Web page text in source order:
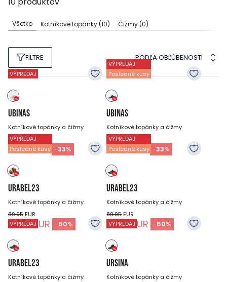
Všetko Kotníkové topánky(10) Čižmy(0)
FILTRE PODĽA OBĽÚBENOSTI
VÝPREDAJ
UBINAS
Kotníkové topánky a čižmy
89.95EUR
59.95EUR -33%
VÝPREDAJ
Posledné kusy
UBINAS
Kotníkové topánky a čižmy
89.95EUR
59.95EUR -33%
VÝPREDAJ
Posledné kusy
URABEL23
Kotníkové topánky a čižmy
89.95 EUR
44.95EUR -50%
VÝPREDAJ
Posledné kusy
URABEL23
Kotníkové topánky a čižmy
89.95EUR
44.95EUR -50%
VÝPREDAJ
URABEL23
Kotníkové topánky a čižmy
VÝPREDAJ
URSINA
Kotníkové topánky a čižmy